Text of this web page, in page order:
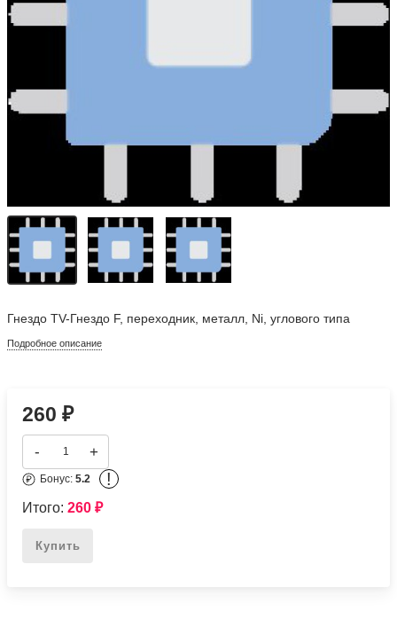
Гнездо TV-Гнездо F, переходник, металл, Ni, углового типа
Подробное описание
260₽
- +
Бонус:5.2 !
Итого:260₽
Купить